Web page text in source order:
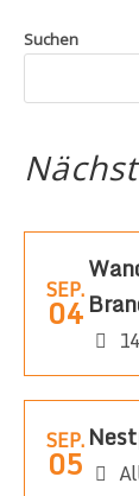
Suchen
SEP.
04
SEP.
05